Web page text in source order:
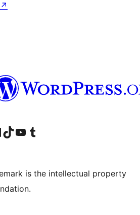
↗
account
LinkedIn account
Visit our TikTok account
Visit our YouTube channel
Visit our Tumblr account
is the intellectual property